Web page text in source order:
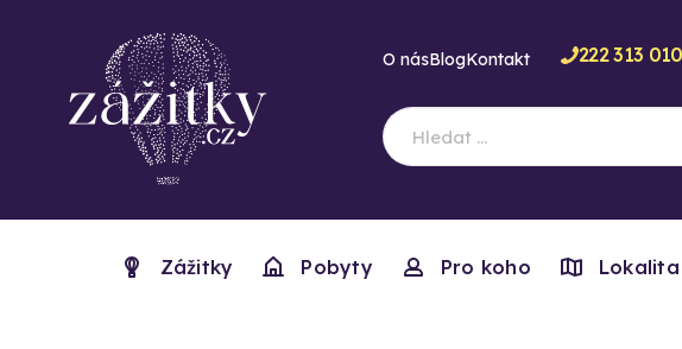
O násBlogKontakt 222 313 010
Zážitky Pobyty Pro koho Lokalita